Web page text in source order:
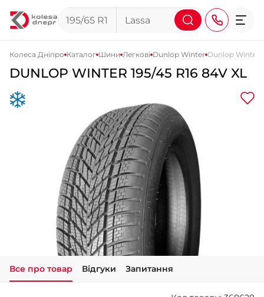
+38 (050) 911-911-4
+38 (067) 113-44-44
+38 (095) 276-44-44
+38 (067) 911-14-14
- на Щепкіна
+38 (098) 911-911-0
- на Тополі
+38 (098) 911-911-4
- на Калиновій
+38 (077) 7-184-184
Колеса Дніпро Каталог Шини Легкові Dunlop Winter Dunlop Winter
DUNLOP WINTER 195/45 R16 84V XL
Все про товар Відгуки Запитання